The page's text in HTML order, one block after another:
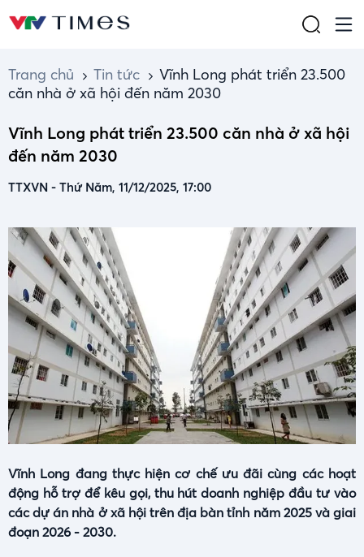
Trang chủ Tin tức
Vĩnh Long phát triển 23.500
căn nhà ở xã hội đến năm 2030
Vĩnh Long phát triển 23.500 căn nhà ở xã hội
đến năm 2030
TTXVN - Thứ Năm, 11/12/2025, 17:00
Vĩnh Long đang thực hiện cơ chế ưu đãi cùng các hoạt
động hỗ trợ để kêu gọi, thu hút doanh nghiệp đầu tư vào
các dự án nhà ở xã hội trên địa bàn tỉnh năm 2025 và giai
đoạn 2026 - 2030.